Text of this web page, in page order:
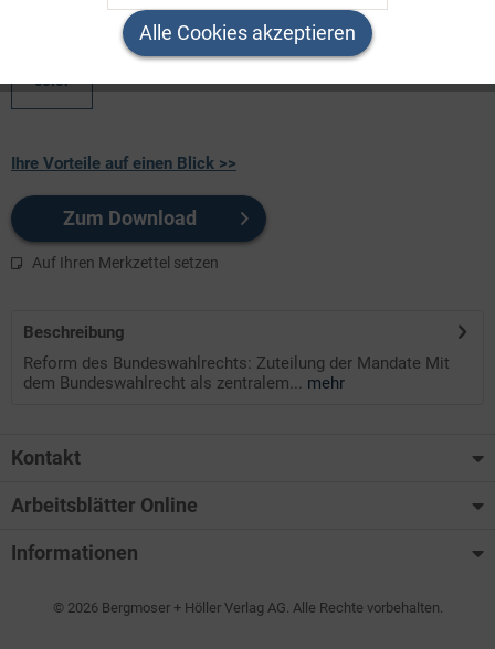
Welchen Download brauchen Sie?
color
Ihre Vorteile auf einen Blick >>
Zum Download
Auf Ihren Merkzettel setzen
Beschreibung
Reform des Bundeswahlrechts: Zuteilung der Mandate Mit
dem Bundeswahlrecht als zentralem... mehr
Kontakt
Arbeitsblätter Online
Informationen
© 2026 Bergmoser + Höller Verlag AG. Alle Rechte vorbehalten.
Inaktiv
Alle Cookies akzeptieren